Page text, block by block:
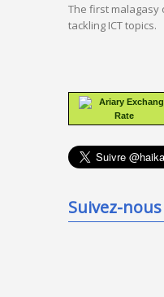
The first malagasy
tackling ICT topics.
Ariary
Rate
Suivez-